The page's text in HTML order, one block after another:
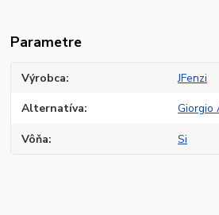
Parametre
Výrobca JFenzi
Alternatíva Giorgio
Vôňa Si